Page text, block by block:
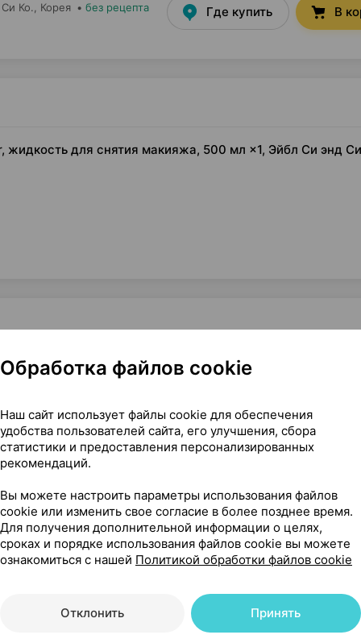
Ко. , Корея • без рецепта Где купить В
жидкость для снятия макияжа, 500 мл ×1, Эйбл Си энд
жидкость для снятия макияжа, 500 мл ×1, Эйбл Си энд
На карте
р. 1 шт. обновл. в 08:06
Обработка файлов cookie
Наш сайт использует файлы cookie для обеспечения
удобства пользователей сайта, его улучшения, сбора
статистики и предоставления персонализированных
рекомендаций.
Вы можете настроить параметры использования файлов
cookie или изменить свое согласие в более позднее время.
Для получения дополнительной информации о целях,
сроках и порядке использования файлов cookie вы можете
ознакомиться с нашей Политикой обработки файлов cookie
Отклонить Принять